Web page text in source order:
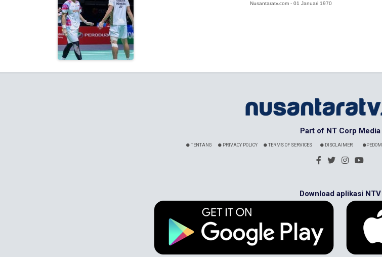
Nusantaratv.com - 01 Januari 1970
Part of NT Corp Media
TENTANG PRIVACY POLICY TERMS OF SERVICES DISCLAIMER
Download aplikasi NTV